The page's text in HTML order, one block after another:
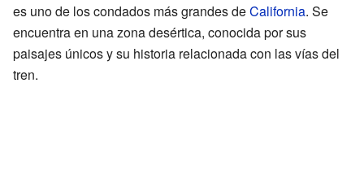
es uno de los condados más grandes deCalifornia. Se
encuentra en una zona desértica, conocida por sus
paisajes únicos y su historia relacionada con las vías del
tren.